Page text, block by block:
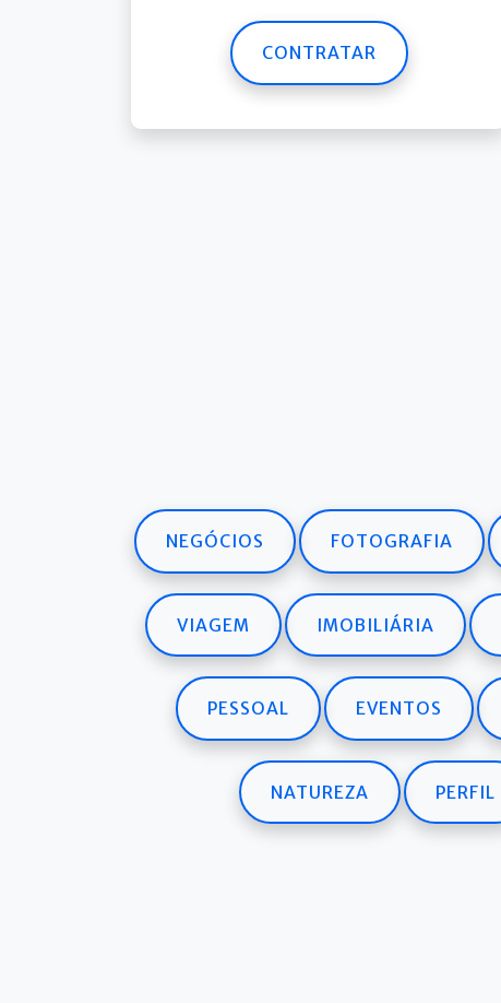
CONTRATAR
NEGÓCIOS FOTOGRAFIA
VIAGEM IMOBILIÁRIA
PESSOAL EVENTOS
NATUREZA PERFIL